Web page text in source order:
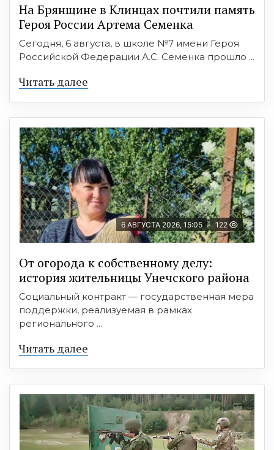
На Брянщине в Клинцах почтили память
Героя России Артема Семенка
Сегодня, 6 августа, в школе №7 имени Героя
Российской Федерации А.С. Семенка прошло ...
Читать далее
6 АВГУСТА 2026, 15:05 122
От огорода к собственному делу:
история жительницы Унечского района
Социальный контракт — государственная мера
поддержки, реализуемая в рамках
регионального ...
Читать далее